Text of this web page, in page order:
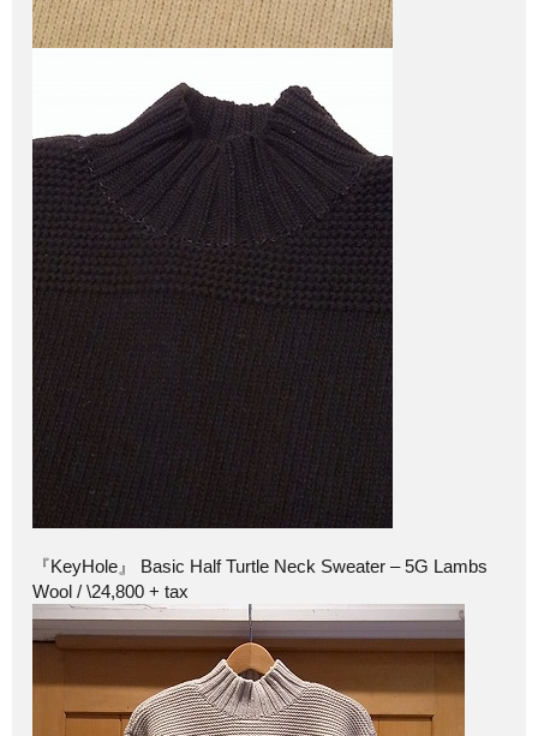
『KeyHole』 Basic Half Turtle Neck Sweater – 5G Lambs
Wool / \24,800 + tax